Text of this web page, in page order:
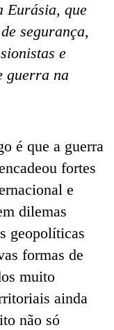
Eurásia, que
segurança,
e
guerra na
é que a guerra
fortes
e
dilemas
geopolíticas
formas de
muito
ainda
não só